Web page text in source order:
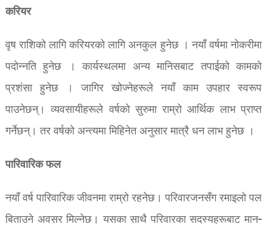
करियर
वृष राशिको लागि करियरको लागि अनकुल हुनेछ । नयाँ वर्षमा नोकरीमा
पदोन्नति हुनेछ । कार्यस्थलमा अन्य मानिसबाट तपाईको कामको
प्रशंसा हुनेछ । जागिर खोज्नेहरूले नयाँ काम उपहार स्वरूप
पाउनेछन्। व्यवसायीहरूले वर्षको सुरुमा राम्रो आर्थिक लाभ प्राप्त
गर्नेछन्। तर वर्षको अन्त्यमा मिहिनेत अनुसार मात्रै धन लाभ हुनेछ ।
पारिवारिक फल
नयाँ वर्ष पारिवारिक जीवनमा राम्रो रहनेछ। परिवारजनसँग रमाइलो पल
बिताउने अवसर मिल्नेछ। यसका साथै परिवारका सदस्यहरूबाट मान-